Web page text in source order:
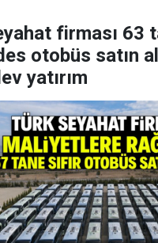
firması 63
otobüs satın
yatırım